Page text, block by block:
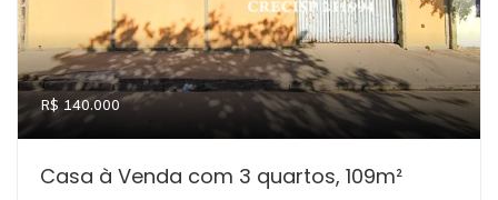
R$ 140.000
Casa à Venda com 3 quartos, 109m²